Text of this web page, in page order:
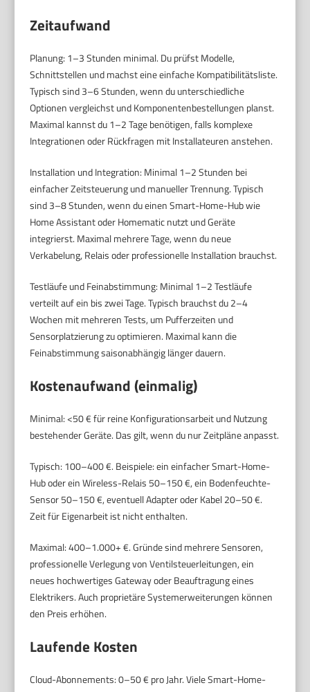
Zeitaufwand
Planung: 1–3 Stunden minimal. Du prüfst Modelle,
Schnittstellen und machst eine einfache Kompatibilitätsliste.
Typisch sind 3–6 Stunden, wenn du unterschiedliche
Optionen vergleichst und Komponentenbestellungen planst.
Maximal kannst du 1–2 Tage benötigen, falls komplexe
Integrationen oder Rückfragen mit Installateuren anstehen.
Installation und Integration: Minimal 1–2 Stunden bei
einfacher Zeitsteuerung und manueller Trennung. Typisch
sind 3–8 Stunden, wenn du einen Smart-Home-Hub wie
Home Assistant oder Homematic nutzt und Geräte
integrierst. Maximal mehrere Tage, wenn du neue
Verkabelung, Relais oder professionelle Installation brauchst.
Testläufe und Feinabstimmung: Minimal 1–2 Testläufe
verteilt auf ein bis zwei Tage. Typisch brauchst du 2–4
Wochen mit mehreren Tests, um Pufferzeiten und
Sensorplatzierung zu optimieren. Maximal kann die
Feinabstimmung saisonabhängig länger dauern.
Kostenaufwand (einmalig)
Minimal: <50 € für reine Konfigurationsarbeit und Nutzung
bestehender Geräte. Das gilt, wenn du nur Zeitpläne anpasst.
Typisch: 100–400 €. Beispiele: ein einfacher Smart-Home-
Hub oder ein Wireless-Relais 50–150 €, ein Bodenfeuchte-
Sensor 50–150 €, eventuell Adapter oder Kabel 20–50 €.
Zeit für Eigenarbeit ist nicht enthalten.
Maximal: 400–1.000+ €. Gründe sind mehrere Sensoren,
professionelle Verlegung von Ventilsteuerleitungen, ein
neues hochwertiges Gateway oder Beauftragung eines
Elektrikers. Auch proprietäre Systemerweiterungen können
den Preis erhöhen.
Laufende Kosten
Cloud-Abonnements: 0–50 € pro Jahr. Viele Smart-Home-